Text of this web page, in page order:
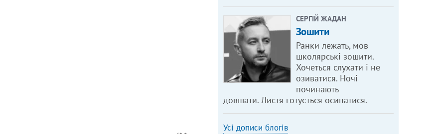
СЕРГІЙ ЖАДАН
Зошити
Ранки лежать, мов
школярські зошити.
Хочеться слухати і не
озиватися. Ночі
починають
довшати. Листя готується осипатися.
Усі дописи блогів